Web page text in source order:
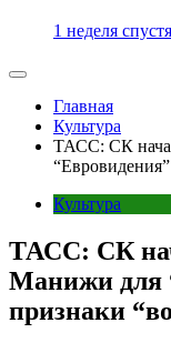
1 неделя спустя
Главная
Культура
ТАСС: СК
Культура
ТАСС: СК
Манижи для
признаки